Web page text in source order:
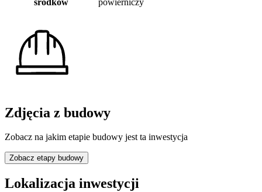
Zdjęcia z budowy
Zobacz na jakim etapie budowy jest ta inwestycja
Zobacz etapy budowy
Lokalizacja inwestycji